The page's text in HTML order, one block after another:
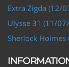
Extra Zigda (12/
Ulysse 31 (11/
Sherlock